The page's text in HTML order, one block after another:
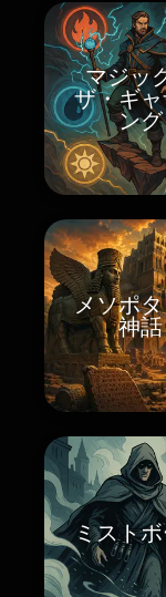
マジッ
ザ・ギ
ング
メソポ
神話
ミスト